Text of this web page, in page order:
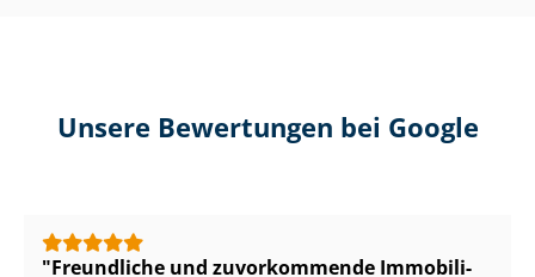
Unsere Bewertungen bei Google
Freundliche und zuvorkommende Im­mo­bi­li­